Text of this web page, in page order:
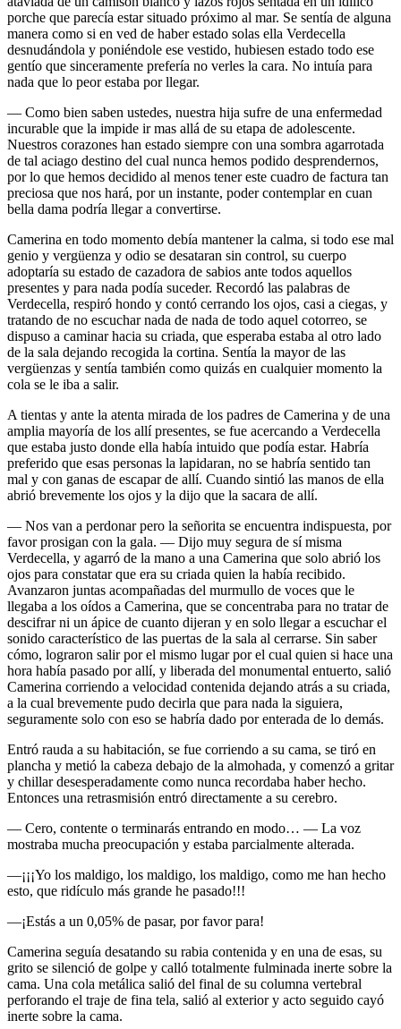
porche que parecía estar situado próximo al mar. Se sentía de alguna
manera como si en ved de haber estado solas ella Verdecella
desnudándola y poniéndole ese vestido, hubiesen estado todo ese
gentío que sinceramente prefería no verles la cara. No intuía para
nada que lo peor estaba por llegar.
— Como bien saben ustedes, nuestra hija sufre de una enfermedad
incurable que la impide ir mas allá de su etapa de adolescente.
Nuestros corazones han estado siempre con una sombra agarrotada
de tal aciago destino del cual nunca hemos podido desprendernos,
por lo que hemos decidido al menos tener este cuadro de factura tan
preciosa que nos hará, por un instante, poder contemplar en cuan
bella dama podría llegar a convertirse.
Camerina en todo momento debía mantener la calma, si todo ese mal
genio y vergüenza y odio se desataran sin control, su cuerpo
adoptaría su estado de cazadora de sabios ante todos aquellos
presentes y para nada podía suceder. Recordó las palabras de
Verdecella, respiró hondo y contó cerrando los ojos, casi a ciegas, y
tratando de no escuchar nada de nada de todo aquel cotorreo, se
dispuso a caminar hacia su criada, que esperaba estaba al otro lado
de la sala dejando recogida la cortina. Sentía la mayor de las
vergüenzas y sentía también como quizás en cualquier momento la
cola se le iba a salir.
A tientas y ante la atenta mirada de los padres de Camerina y de una
amplia mayoría de los allí presentes, se fue acercando a Verdecella
que estaba justo donde ella había intuido que podía estar. Habría
preferido que esas personas la lapidaran, no se habría sentido tan
mal y con ganas de escapar de allí. Cuando sintió las manos de ella
abrió brevemente los ojos y la dijo que la sacara de allí.
— Nos van a perdonar pero la señorita se encuentra indispuesta, por
favor prosigan con la gala. — Dijo muy segura de sí misma
Verdecella, y agarró de la mano a una Camerina que solo abrió los
ojos para constatar que era su criada quien la había recibido.
Avanzaron juntas acompañadas del murmullo de voces que le
llegaba a los oídos a Camerina, que se concentraba para no tratar de
descifrar ni un ápice de cuanto dijeran y en solo llegar a escuchar el
sonido característico de las puertas de la sala al cerrarse. Sin saber
cómo, lograron salir por el mismo lugar por el cual quien si hace una
hora había pasado por allí, y liberada del monumental entuerto, salió
Camerina corriendo a velocidad contenida dejando atrás a su criada,
a la cual brevemente pudo decirla que para nada la siguiera,
seguramente solo con eso se habría dado por enterada de lo demás.
Entró rauda a su habitación, se fue corriendo a su cama, se tiró en
plancha y metió la cabeza debajo de la almohada, y comenzó a gritar
y chillar desesperadamente como nunca recordaba haber hecho.
Entonces una retrasmisión entró directamente a su cerebro.
— Cero, contente o terminarás entrando en modo… — La voz
mostraba mucha preocupación y estaba parcialmente alterada.
—¡¡¡Yo los maldigo, los maldigo, los maldigo, como me han hecho
esto, que ridículo más grande he pasado!!!
—¡Estás a un 0,05% de pasar, por favor para!
Camerina seguía desatando su rabia contenida y en una de esas, su
grito se silenció de golpe y calló totalmente fulminada inerte sobre la
cama. Una cola metálica salió del final de su columna vertebral
perforando el traje de fina tela, salió al exterior y acto seguido cayó
inerte sobre la cama.